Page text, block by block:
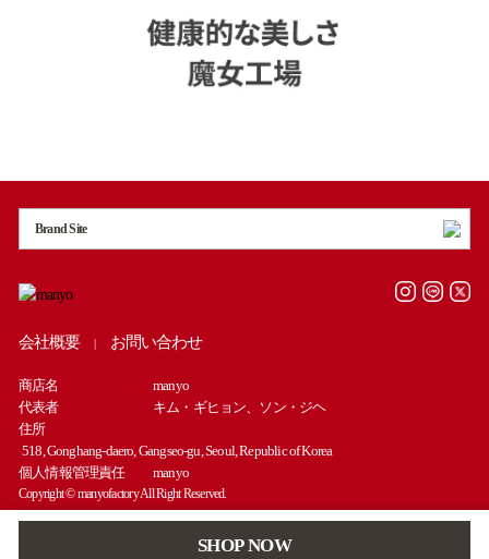
SHOP NOW
Brand Site
会社概要 | お問い合わせ
商店名
manyo
代表者
キム・ギヒョン、ソン・ジヘ
住所
518, Gonghang-daero, Gangseo-gu, Seoul, Republic of Korea
個人情報管理責任
manyo
Copyright © manyofactory All Right Reserved.